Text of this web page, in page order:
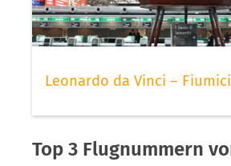
Leonardo da Vinci –
Top 3 Flugnummern